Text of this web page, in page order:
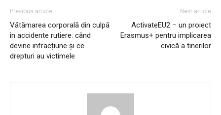
Previous article
Vătămarea corporală din culpă
în accidente rutiere: când
devine infracțiune și ce
drepturi au victimele
Next article
ActivateEU2 – un proiect
Erasmus+ pentru implicarea
civică a tinerilor